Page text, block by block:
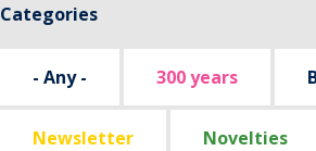
Categories
- Any - 300 years
Newsletter Novelties